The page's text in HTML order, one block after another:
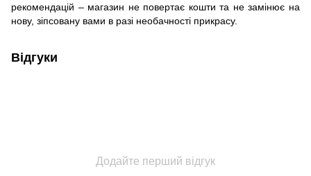
рекомендацій – магазин не повертає кошти та не замінює на
нову, зіпсовану вами в разі необачності прикрасу.
Відгуки
Додайте перший відгук